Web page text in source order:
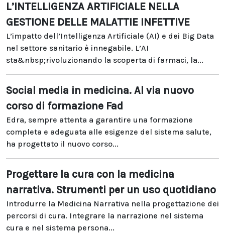
L’INTELLIGENZA ARTIFICIALE NELLA
GESTIONE DELLE MALATTIE INFETTIVE
L’impatto dell’Intelligenza Artificiale (AI) e dei Big Data
nel settore sanitario è innegabile. L’AI
sta&nbsp;rivoluzionando la scoperta di farmaci, la...
Social media in medicina. Al via nuovo
corso di formazione Fad
Edra, sempre attenta a garantire una formazione
completa e adeguata alle esigenze del sistema salute,
ha progettato il nuovo corso...
Progettare la cura con la medicina
narrativa. Strumenti per un uso quotidiano
Introdurre la Medicina Narrativa nella progettazione dei
percorsi di cura. Integrare la narrazione nel sistema
cura e nel sistema persona...